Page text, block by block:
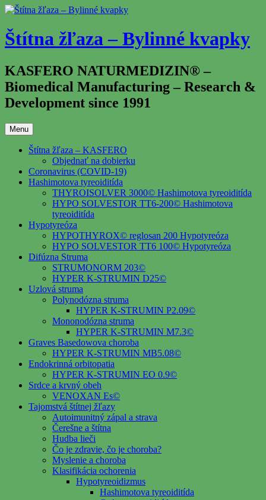
Prejsť
obsah
Štítna žľaza – Bylinné kvapky
KASFERO NATURMEDIZIN® –
Biomedical Manufacturing – Research &
Development since 1991
Menu
Štítna žľaza – KASFERO
Objednať na dobierku
Coronavirus (COVID-19)
Hashimotova tyreoiditída
THYROISOLVER 3000© Hashimotova tyreoiditída
HYPO SOLVESTOR TT6-200© Hashimotova
tyreoiditída
Hypotyreóza
HYPOTHYROX© reglosan 200 Hypotyreóza
HYPO SOLVESTOR TT6 100© Hypotyreóza
Difúzna Struma
STRUMONORM 203©
HYPER K-STRUMIN D25©
Uzlová struma
Polynodózna struma
HYPER K-STRUMIN P2.09©
Mononodózna struma
HYPER K-STRUMIN M7.3©
Graves Basedowova choroba
HYPER K-STRUMIN MB5.08©
Endokrinná orbitopatia
HYPER K-STRUMIN EO 0.9©
Srdce a krvný obeh
VENOXAN Es©
Tajomstvá štítnej žľazy
Autoimunitný zápal a strava
Čerešne a štítna
Hudba lieči
Čo je zdravie, čo je choroba?
Myslenie a choroba
Klasifikácia ochorenia
Hypotyreoidizmus
Hashimotova tyreoiditída